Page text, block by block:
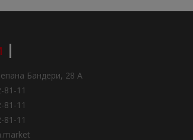
Бандери, 28 А
81-11
81-11
81-11